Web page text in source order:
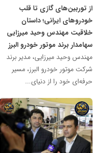
از توربین‌های گازی تا قلب
خودروهای ایرانی؛ داستان
خلاقیت مهندس وحید میرزایی
سهامدار برند موتور خودرو البرز
مهندس وحید میرزایی، مدیر برند
شرکت موتور خودرو البرز، مسیر
حرفه‌ای خود را از دنیای...
شبکه
خبری
مدیران